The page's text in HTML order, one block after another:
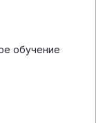
обучение